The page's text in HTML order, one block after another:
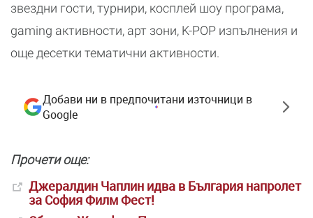
звездни гости, турнири, косплей шоу програма,
gaming активности, арт зони, K-POP изпълнения и
още десетки тематични активности.
Добави ни в предпочитани източници в
Google
Прочети още:
Джералдин Чаплин идва в България напролет
за София Филм Фест!